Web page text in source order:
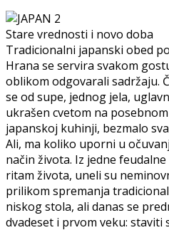
Stare vrednosti i novo doba
Tradicionalni japanski obed
Hrana se servira svakom
oblikom odgovarali sadržaju.
se od supe, jednog jela,
ukrašen cvetom na
japanskoj kuhinji, bezmalo
Ali, ma koliko uporni u
način života. Iz jedne
ritam života, uneli su
prilikom spremanja
niskog stola, ali danas se
dvadeset i prvom veku: